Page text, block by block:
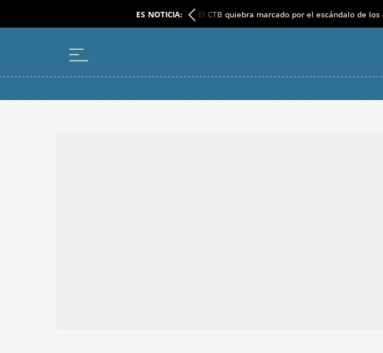
ES NOTICIA: El CTB quiebra marcado por el escándalo de los